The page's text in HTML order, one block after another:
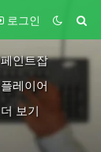
로그인
페인트잡
플레이어
더 보기